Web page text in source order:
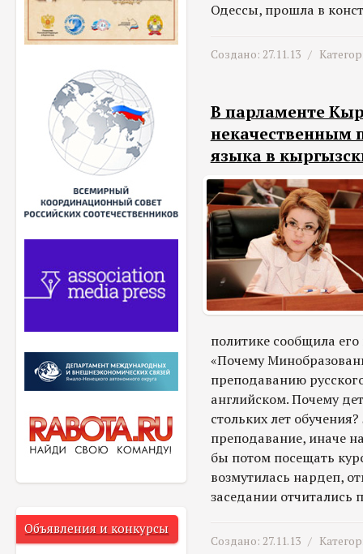
Объявления и конкурсы
Одессы, прошла в
Создано: 27.11.13 /
В парламенте
некачественным
языка в
политике сообщила
«Почему
преподаванию
английском. Почему
стольких лет
преподавание, иначе
бы потом посещать
возмутилась нардеп,
заседании отчитались
Создано: 27.11.13 /